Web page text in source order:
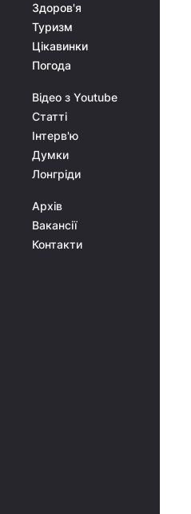
Здоров'я
Туризм
Цікавинки
Погода
Відео з Youtube
Статті
Інтерв'ю
Думки
Лонгріди
Архів
Вакансії
Контакти